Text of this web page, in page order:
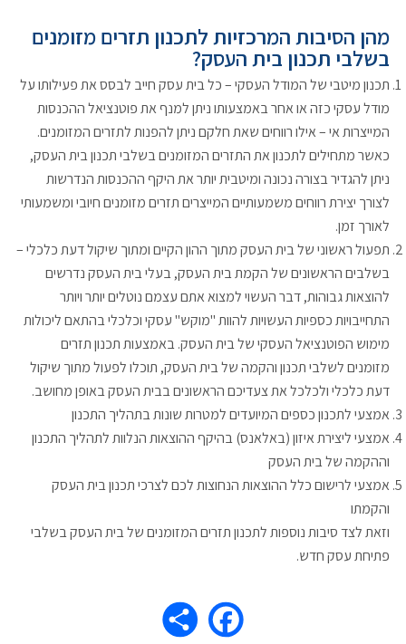
מהן הסיבות המרכזיות לתכנון תזרים מזומנים
בשלבי תכנון בית העסק?
תכנון מיטבי של המודל העסקי – כל בית עסק חייב לבסס את פעילותו על
מודל עסקי כזה או אחר באמצעותו ניתן למנף את פוטנציאל ההכנסות
המייצרות אי – אילו רווחים שאת חלקם ניתן להפנות לתזרים המזומנים.
כאשר מתחילים לתכנון את התזרים המזומנים בשלבי תכנון בית העסק,
ניתן להגדיר בצורה נכונה ומיטבית יותר את היקף ההכנסות הנדרשות
לצורך יצירת רווחים משמעותיים המייצרים תזרים מזומנים חיובי ומשמעותי
לאורך זמן.
תפעול ראשוני של בית העסק מתוך ההון הקיים ומתוך שיקול דעת כלכלי –
בשלבים הראשונים של הקמת בית העסק, בעלי בית העסק נדרשים
להוצאות גבוהות, דבר העשוי למצוא אתם עצמם נוטלים יותר ויותר
התחייבויות כספיות העשויות להוות "מוקש" עסקי וכלכלי בהתאם ליכולות
מימוש הפוטנציאל העסקי של בית העסק. באמצעות תכנון תזרים
מזומנים לשלבי תכנון והקמה של בית העסק, תוכלו לפעול מתוך שיקול
דעת כלכלי ולכלכל את צעדיכם הראשונים בבית העסק באופן מחושב.
אמצעי לתכנון כספים המיועדים למטרות שונות בתהליך התכנון
אמצעי ליצירת איזון (באלאנס) בהיקף ההוצאות הנלוות לתהליך התכנון
וההקמה של בית העסק
אמצעי לרישום כלל ההוצאות הנחוצות לכם לצרכי תכנון בית העסק
והקמתו
וזאת לצד סיבות נוספות לתכנון תזרים המזומנים של בית העסק בשלבי
פתיחת עסק חדש.